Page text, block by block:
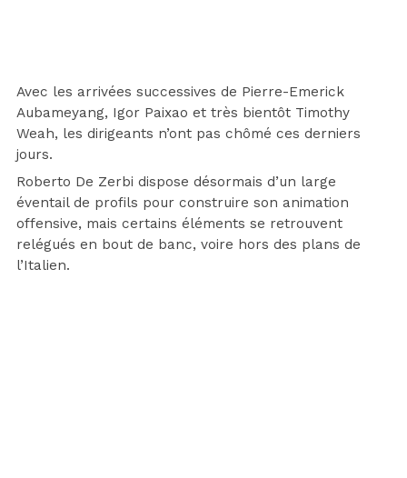
Avec les arrivées successives de Pierre-Emerick
Aubameyang, Igor Paixao et très bientôt Timothy
Weah, les dirigeants n’ont pas chômé ces derniers
jours.
Roberto De Zerbi dispose désormais d’un large
éventail de profils pour construire son animation
offensive, mais certains éléments se retrouvent
relégués en bout de banc, voire hors des plans de
l’Italien.